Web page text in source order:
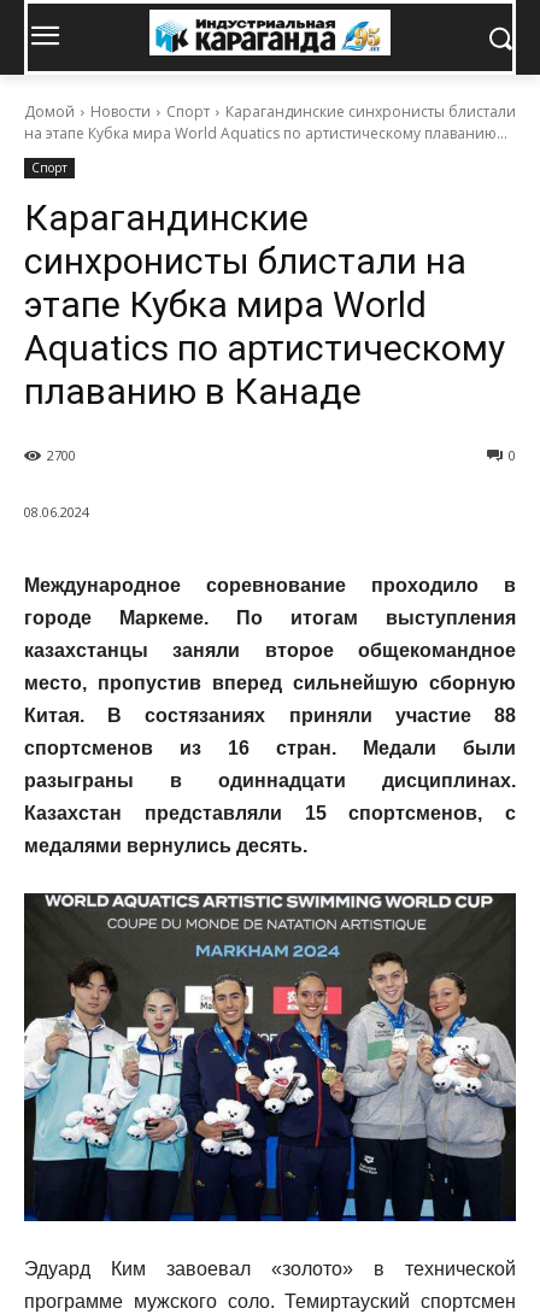
Домой Новости Спорт
Карагандинские синхронисты блистали
на этапе Кубка мира World Aquatics по артистическому плаванию...
Спорт
Карагандинские
синхронисты блистали на
этапе Кубка мира World
Aquatics по артистическому
плаванию в Канаде
0
2700
08.06.2024
Международное соревнование проходило в
городе Маркеме. По итогам выступления
казахстанцы заняли второе общекомандное
место, пропустив вперед сильнейшую сборную
Китая. В состязаниях приняли участие 88
спортсменов из 16 стран. Медали были
разыграны в одиннадцати дисциплинах.
Казахстан представляли 15 спортсменов, с
медалями вернулись десять.
Эдуард Ким завоевал «золото» в технической
программе мужского соло. Темиртауский спортсмен